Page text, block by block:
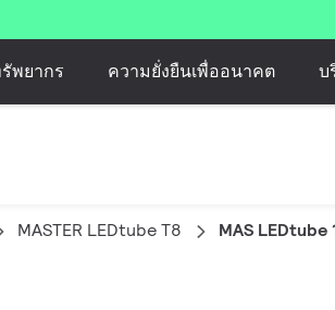
พยากร ความยั่งยืนเพื่ออนาคต บ
MASTER LEDtube T8 MAS LEDtube